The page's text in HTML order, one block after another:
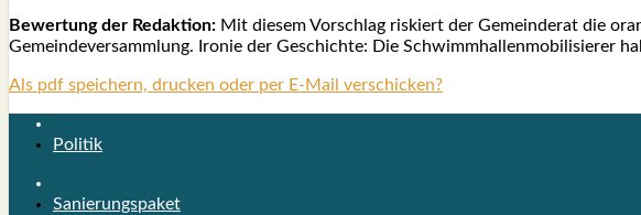
Bewer­tung der Redak­ti­on: Mit die­sem Vor­schlag ris­kiert der Gemein­de­rat die
Gemein­de­ver­samm­lung. Iro­nie der Geschich­te: Die Schwimm­hal­len­mo­bi­li­sie­rer
Als pdf speichern, drucken oder per E-Mail verschicken?
Politik
Sanierungspaket